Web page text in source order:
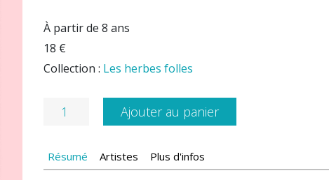
À partir de 8 ans
18 €
Collection : Les herbes folles
quantité
les
Ajouter au panier
Résumé Artistes Plus d'infos